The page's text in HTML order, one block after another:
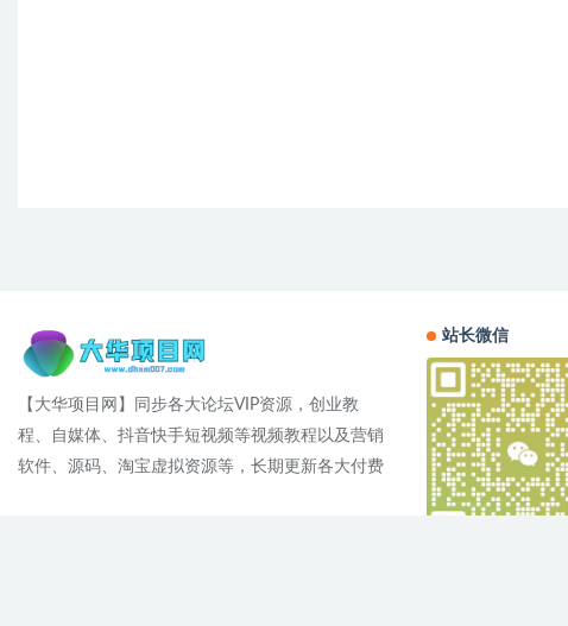
【大华项目网】同步各大论坛VIP资源，创业教
程、自媒体、抖音快手短视频等视频教程以及营销
软件、源码、淘宝虚拟资源等，长期更新各大付费
站长微信